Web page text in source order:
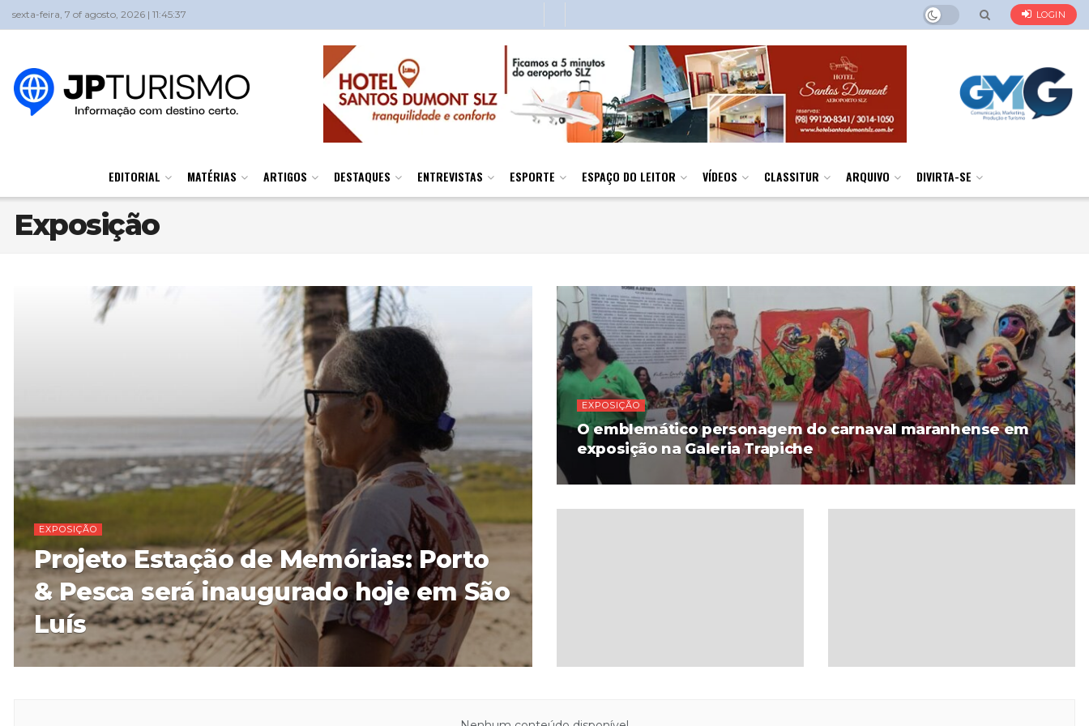
sexta-feira, 7 of agosto, 2026 | 11:45:37 LOGIN
EDITORIAL MATÉRIAS ARTIGOS DESTAQUES ENTREVISTAS ESPORTE ESPAÇO DO LEITOR VÍDEOS CLASSITUR ARQUIVO DIVIRTA-SE
Exposição
EXPOSIÇÃO
Projeto Estação de Memórias: Porto
& Pesca será inaugurado hoje em São
Luís
EXPOSIÇÃO
O emblemático personagem do carnaval maranhense em
exposição na Galeria Trapiche